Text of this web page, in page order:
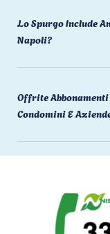
Lo Spurgo Include
Napoli?
Offrite
Condomini E